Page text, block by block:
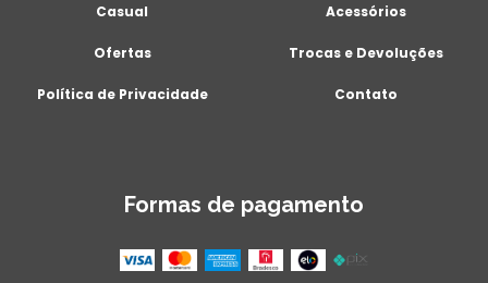
Casual Acessórios
Ofertas Trocas e Devoluções
Política de Privacidade Contato
Formas de pagamento